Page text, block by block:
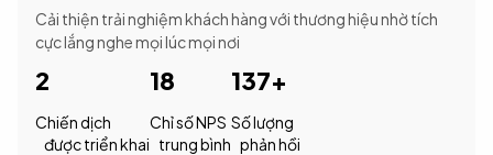
Cải thiện trải nghiệm khách hàng với thương hiệu nhờ tích
cực lắng nghe mọi lúc mọi nơi
2
Chiến dịch
được triển khai
18
Chỉ số NPS
trung bình
137+
Số lượng
phản hồi